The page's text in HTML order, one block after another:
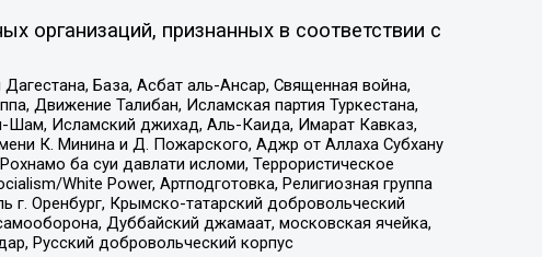
организаций, признанных в соответствии с
База, Асбат аль-Ансар, Священная война,
Движение Талибан, Исламская партия Туркестана,
Исламский джихад, Аль-Каида, Имарат Кавказ,
К. Минина и Д. Пожарского, Аджр от Аллаха Субхану
ба суи давлати исломи, Террористическое
White Power, Артподготовка, Религиозная группа
г. Оренбург, Крымско-татарский добровольческий
Дуббайский джамаат, московская ячейка,
Русский добровольческий корпус